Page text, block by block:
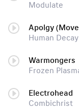
Modulate
Apolgy
Human Decay
Warmongers
Frozen
Electrohead
Combichrist